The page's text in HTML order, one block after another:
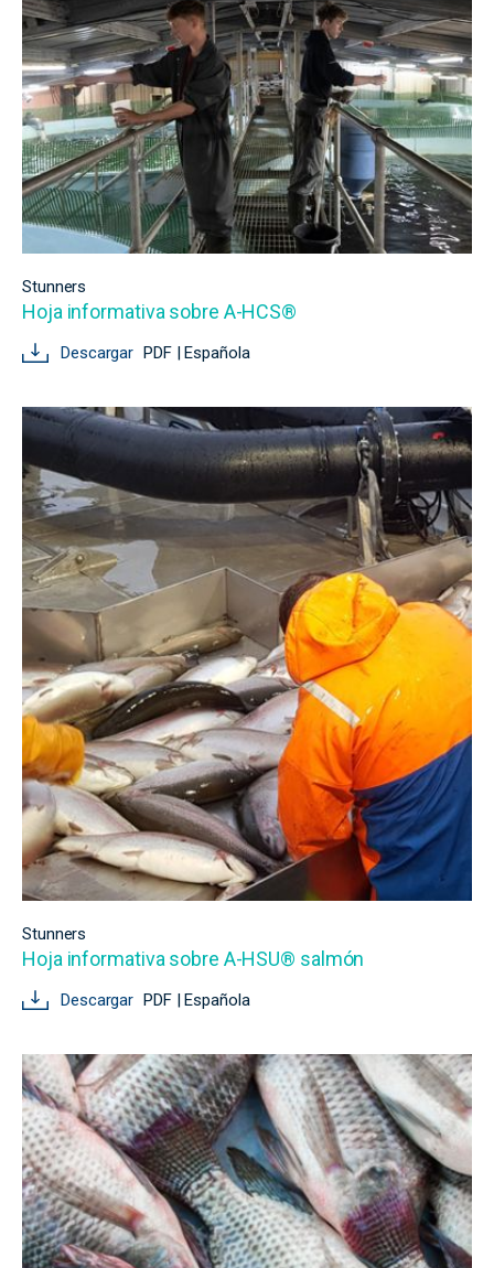
Stunners
Hoja informativa sobre A-HCS®
Descargar PDF | Española
Stunners
Hoja informativa sobre A-HSU® salmón
Descargar PDF | Española